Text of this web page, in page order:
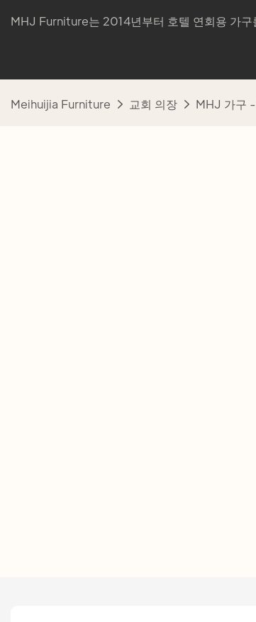
MHJ Furniture는 2014년부터 호텔 연회용 가구
Meihuijia Furniture 교회 의장 MHJ 가구